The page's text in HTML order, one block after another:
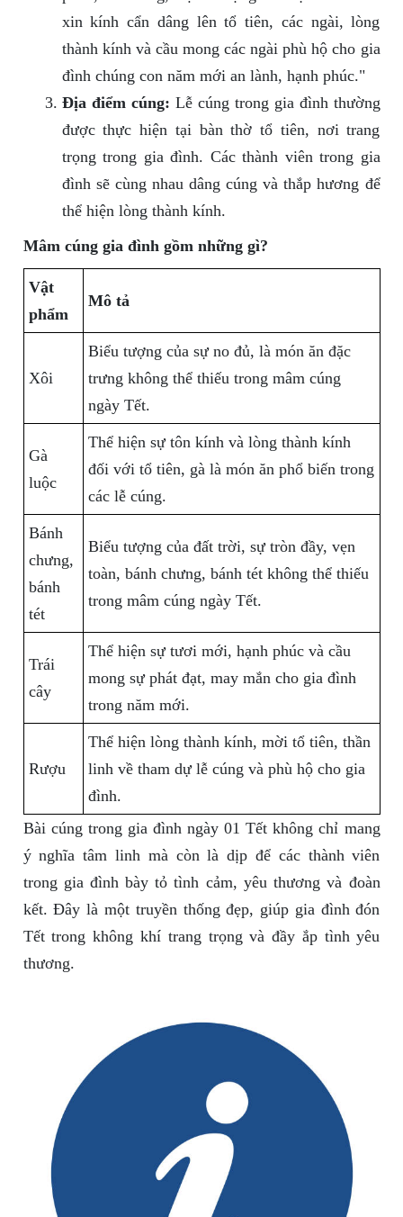
xin kính cẩn dâng lên tổ tiên, các ngài, lòng
thành kính và cầu mong các ngài phù hộ cho gia
đình chúng con năm mới an lành, hạnh phúc."
Địa điểm cúng: Lễ cúng trong gia đình thường
được thực hiện tại bàn thờ tổ tiên, nơi trang
trọng trong gia đình. Các thành viên trong gia
đình sẽ cùng nhau dâng cúng và thắp hương để
thể hiện lòng thành kính.
Mâm cúng gia đình gồm những gì?
Vật
phẩm
Mô tả
Xôi
Biểu tượng của sự no đủ, là món ăn đặc
trưng không thể thiếu trong mâm cúng
ngày Tết.
Gà
luộc
Thể hiện sự tôn kính và lòng thành kính
đối với tổ tiên, gà là món ăn phổ biến trong
các lễ cúng.
Bánh
chưng,
bánh
tét
Biểu tượng của đất trời, sự tròn đầy, vẹn
toàn, bánh chưng, bánh tét không thể thiếu
trong mâm cúng ngày Tết.
Trái
cây
Thể hiện sự tươi mới, hạnh phúc và cầu
mong sự phát đạt, may mắn cho gia đình
trong năm mới.
Rượu
Thể hiện lòng thành kính, mời tổ tiên, thần
linh về tham dự lễ cúng và phù hộ cho gia
đình.
Bài cúng trong gia đình ngày 01 Tết không chỉ mang
ý nghĩa tâm linh mà còn là dịp để các thành viên
trong gia đình bày tỏ tình cảm, yêu thương và đoàn
kết. Đây là một truyền thống đẹp, giúp gia đình đón
Tết trong không khí trang trọng và đầy ắp tình yêu
thương.